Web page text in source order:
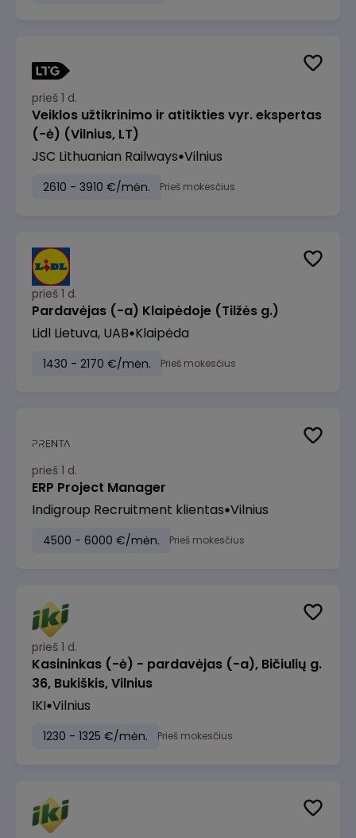
prieš 1 d.
Veiklos užtikrinimo ir atitikties vyr. ekspertas
(-ė) (Vilnius, LT)
JSC Lithuanian Railways Vilnius
2610 - 3910 €/mėn. Prieš mokesčius
prieš 1 d.
Pardavėjas (-a) Klaipėdoje (Tilžės g.)
Lidl Lietuva, UAB Klaipėda
1430 - 2170 €/mėn. Prieš mokesčius
prieš 1 d.
ERP Project Manager
Indigroup Recruitment klientas Vilnius
4500 - 6000 €/mėn. Prieš mokesčius
prieš 1 d.
Kasininkas (-ė) - pardavėjas (-a), Bičiulių g.
36, Bukiškis, Vilnius
IKI Vilnius
1230 - 1325 €/mėn. Prieš mokesčius